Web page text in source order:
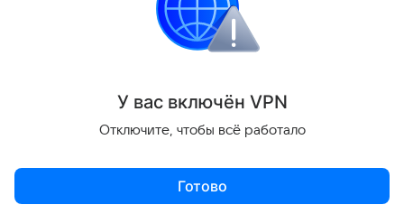
информационный (ознакомительный) характер
и не является индивидуальной инвестиционной
У вас включён VPN
Отключите, чтобы всё работало
Готово